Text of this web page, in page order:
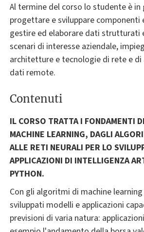
Al termine del corso lo studente è in
progettare e sviluppare componenti
gestire ed elaborare dati strutturati
scenari di interesse aziendale,
architetture e tecnologie di rete e di
dati remote.
Contenuti
IL CORSO TRATTA I FONDAMENTI
MACHINE LEARNING, DAGLI
ALLE RETI NEURALI PER LO
APPLICAZIONI DI INTELLIGENZA
PYTHON.
Con gli algoritmi di machine
sviluppati modelli e applicazioni
previsioni di varia natura: